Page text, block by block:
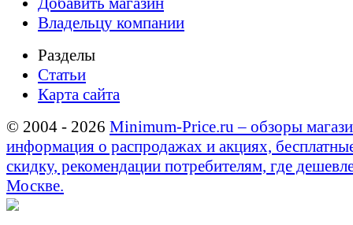
Владельцу компании
Разделы
Статьи
Карта сайта
© 2004 - 2026 Minimum-Price.ru – обзоры
информация о распродажах и акциях,
скидку, рекомендации потребителям, где
Москве.